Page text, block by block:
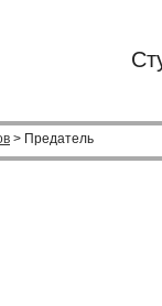
> Предатель